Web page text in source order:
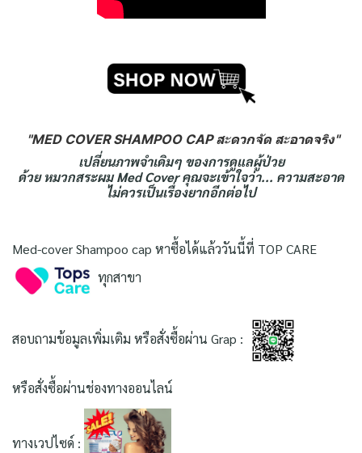
"MED COVER SHAMPOO CAP สะดวกจัด สะอาดจริง"
เปลี่ยนภาพจำเดิมๆ ของการดูแลผู้ป่วย
ด้วย หมวกสระผม Med Cover คุณจะเข้าใจว่า... ความสะอาด
ไม่ควรเป็นเรื่องยากอีกต่อไป
Med-cover Shampoo cap หาซื้อได้แล้ววันนี้ที่ TOP CARE
ทุกสาขา
สอบถามข้อมูลเพิ่มเติม หรือสั่งซื้อผ่าน Grap :
หรือสั่งซื้อผ่านช่องทางออนไลน์
ทางเวปไซด์ :